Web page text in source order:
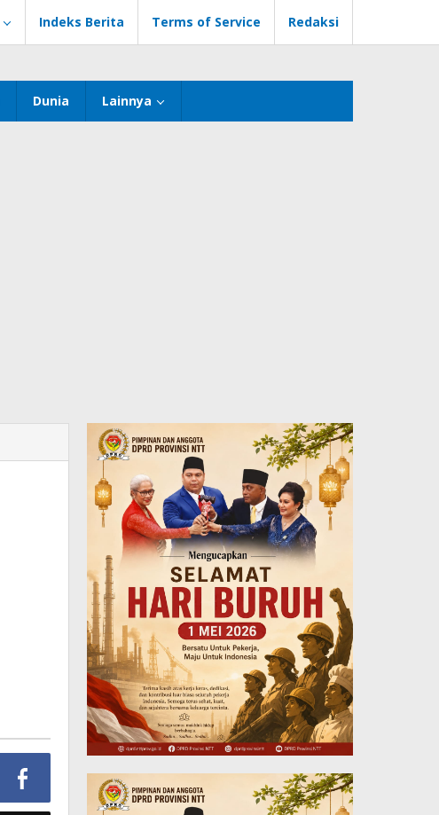
Indeks Berita Terms of Service Redaksi
Dunia Lainnya